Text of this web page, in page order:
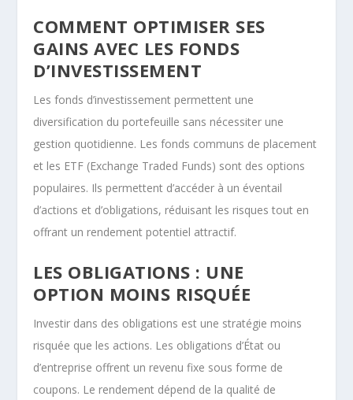
COMMENT OPTIMISER SES
GAINS AVEC LES FONDS
D’INVESTISSEMENT
Les fonds d’investissement permettent une
diversification du portefeuille sans nécessiter une
gestion quotidienne. Les fonds communs de placement
et les ETF (Exchange Traded Funds) sont des options
populaires. Ils permettent d’accéder à un éventail
d’actions et d’obligations, réduisant les risques tout en
offrant un rendement potentiel attractif.
LES OBLIGATIONS : UNE
OPTION MOINS RISQUÉE
Investir dans des obligations est une stratégie moins
risquée que les actions. Les obligations d’État ou
d’entreprise offrent un revenu fixe sous forme de
coupons. Le rendement dépend de la qualité de